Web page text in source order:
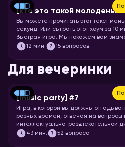
[кто это такой
Вы можете прочитать этот текст
секунд. Или сыграть этот хоум за 10
быстрая игра. Мы покажем вам
раннем возрасте, а ваша задача –
12 мин. 15 вопросов
Для вечеринки
[music party] #7
Игра, в которой вы должны
разных времен, отвечая на вопросы
интеллектуально-развлекательной
43 мин. 52 вопроса